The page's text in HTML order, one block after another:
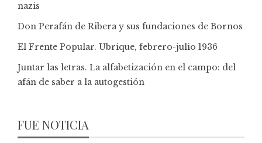
nazis
Don Perafán de Ribera y sus fundaciones de Bornos
El Frente Popular. Ubrique, febrero-julio 1936
Juntar las letras. La alfabetización en el campo: del
afán de saber a la autogestión
FUE NOTICIA